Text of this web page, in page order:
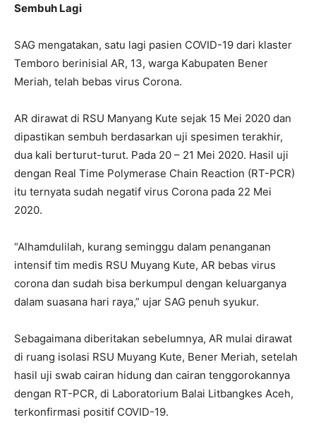
Sembuh Lagi
SAG mengatakan, satu lagi pasien COVID-19 dari klaster
Temboro berinisial AR, 13, warga Kabupaten Bener
Meriah, telah bebas virus Corona.
AR dirawat di RSU Manyang Kute sejak 15 Mei 2020 dan
dipastikan sembuh berdasarkan uji spesimen terakhir,
dua kali berturut-turut. Pada 20 – 21 Mei 2020. Hasil uji
dengan Real Time Polymerase Chain Reaction (RT-PCR)
itu ternyata sudah negatif virus Corona pada 22 Mei
2020.
“Alhamdulilah, kurang seminggu dalam penanganan
intensif tim medis RSU Muyang Kute, AR bebas virus
corona dan sudah bisa berkumpul dengan keluarganya
dalam suasana hari raya,” ujar SAG penuh syukur.
Sebagaimana diberitakan sebelumnya, AR mulai dirawat
di ruang isolasi RSU Muyang Kute, Bener Meriah, setelah
hasil uji swab cairan hidung dan cairan tenggorokannya
dengan RT-PCR, di Laboratorium Balai Litbangkes Aceh,
terkonfirmasi positif COVID-19.